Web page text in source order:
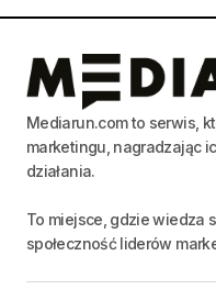
Mediarun.com to serwis,
marketingu, nagradzając
działania.
To miejsce, gdzie wiedza
społeczność liderów